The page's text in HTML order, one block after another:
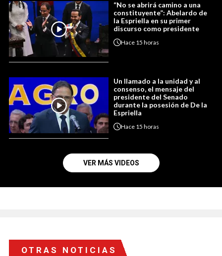
“No se abrirá camino a una
constituyente”: Abelardo de
la Espriella en su primer
discurso como presidente
Hace 15 horas
Un llamado a la unidad y al
consenso, el mensaje del
presidente del Senado
durante la posesión de De la
Espriella
Hace 15 horas
VER MÁS VIDEOS
OTRAS NOTICIAS